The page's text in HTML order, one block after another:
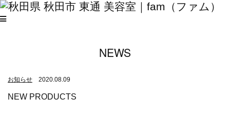
NEWS
お知らせ 2020.08.09
NEW PRODUCTS